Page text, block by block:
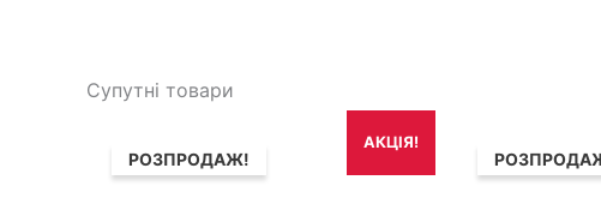
Супутні товари
АКЦІЯ!
РОЗПРОДАЖ!
ціна:
1,690₴.
ціна:
1,490₴.
ціна:
1,690₴.